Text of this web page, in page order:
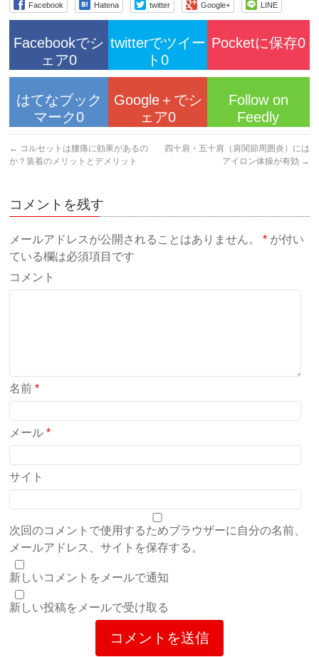
Facebook Hatena twitter Google+ LINE
Facebookでシ
ェア0
twitterでツイー
ト0
Pocketに保存0
はてなブック
マーク0
Google＋でシ
ェア0
Follow on
Feedly
← コルセットは腰痛に効果があるの
か？装着のメリットとデメリット
四十肩・五十肩（肩関節周囲炎）には
アイロン体操が有効 →
コメントを残す
メールアドレスが公開されることはありません。 * が付い
ている欄は必須項目です
コメント
名前*
メール*
サイト
次回のコメントで使用するためブラウザーに自分の名前、
メールアドレス、サイトを保存する。
新しいコメントをメールで通知
新しい投稿をメールで受け取る